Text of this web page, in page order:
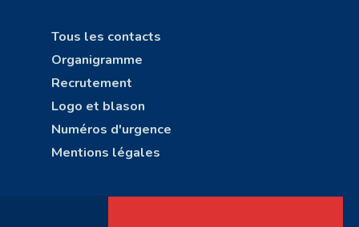
Tous les contacts
Organigramme
Recrutement
Logo et blason
Numéros d'urgence
Mentions légales